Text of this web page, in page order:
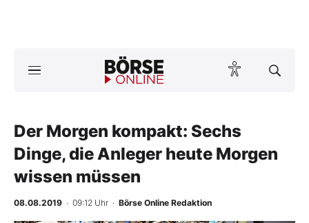
ktuelle Ausgabe BÖRSE ONLINE lesen
News
Anlageprodukte
Finanz-Check
Der Morgen kompakt: Sechs
Dinge, die Anleger heute Morgen
wissen müssen
08.08.2019 · 09:12 Uhr · Börse Online Redaktion